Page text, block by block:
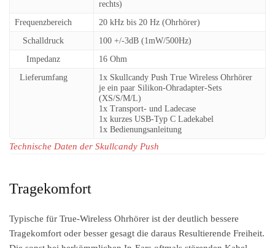
rechts)
Frequenzbereich
20 kHz bis 20 Hz (Ohrhörer)
Schalldruck
100 +/-3dB (1mW/500Hz)
Impedanz
16 Ohm
Lieferumfang
1x Skullcandy Push True Wireless Ohrhörer
je ein paar Silikon-Ohradapter-Sets
(XS/S/M/L)
1x Transport- und Ladecase
1x kurzes USB-Typ C Ladekabel
1x Bedienungsanleitung
Technische Daten der Skullcandy Push
Tragekomfort
Typische für True-Wireless Ohrhörer ist der deutlich bessere
Tragekomfort oder besser gesagt die daraus Resultierende Freiheit.